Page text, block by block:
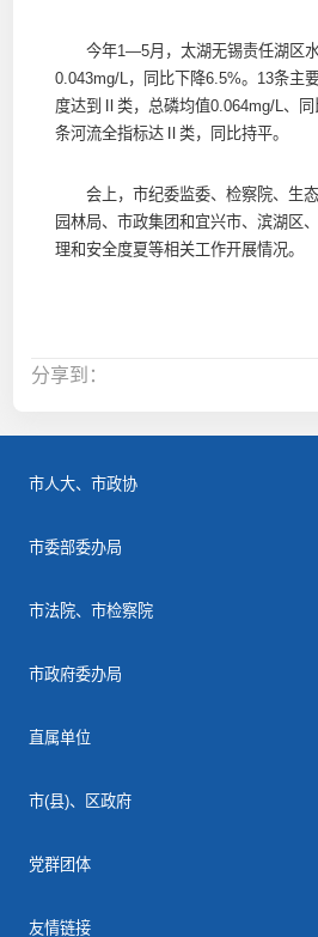
今年1—5月，太湖无锡责任湖区
0.043mg/L，同比下降6.5%。13条主
度达到Ⅱ类，总磷均值0.064mg/L、同
条河流全指标达Ⅱ类，同比持平。
会上，市纪委监委、检察院、生态
园林局、市政集团和宜兴市、滨湖区
理和安全度夏等相关工作开展情况。
分享到：
市人大、市政协
市委部委办局
市法院、市检察院
市政府委办局
直属单位
市(县)、区政府
党群团体
友情链接